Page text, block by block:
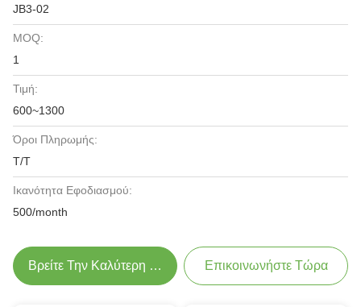
JB3-02
MOQ:
1
Τιμή:
600~1300
Όροι Πληρωμής:
T/T
Ικανότητα Εφοδιασμού:
500/month
Βρείτε Την Καλύτερη Τιμή Επικοινωνήστε Τώρα